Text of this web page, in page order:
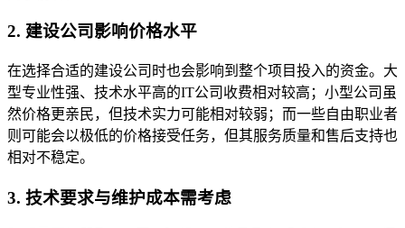
2. 建设公司影响价格水平
在选择合适的建设公司时也会影响到整个项目投入的资金。大
型专业性强、技术水平高的IT公司收费相对较高；小型公司虽
然价格更亲民，但技术实力可能相对较弱；而一些自由职业者
则可能会以极低的价格接受任务，但其服务质量和售后支持也
相对不稳定。
3. 技术要求与维护成本需考虑